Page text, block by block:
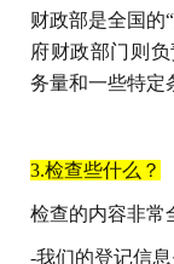
财政部是全国的
府财政部门则
务量和一些特定
3.检查些什么？
检查的内容非常
-我们的登记信息